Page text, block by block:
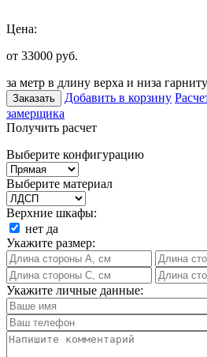
Цена:
от 33000 руб.
за метр в длину верха и низа
Заказать Добавить в корзину
замерщика
Получить расчет
Выберите конфигурацию
Выберите материал
Верхние шкафы:
нет да
Укажите размер:
Укажите личные данные: